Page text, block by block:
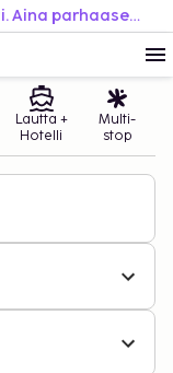
Varaa helposti. Matkusta joustavasti. Aina parhaaseen hintaan.
Lautta +
Hotelli
Multi-
stop